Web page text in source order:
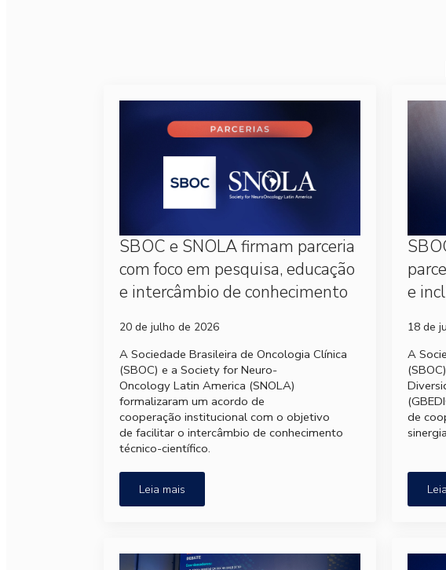
SBOC e SNOLA firmam parceria
com foco em pesquisa, educação
e intercâmbio de conhecimento
20 de julho de 2026
A Sociedade Brasileira de Oncologia Clínica
(SBOC) e a Society for Neuro-
Oncology Latin America (SNOLA)
formalizaram um acordo de
cooperação institucional com o objetivo
de facilitar o intercâmbio de conhecimento
técnico-científico.
Leia mais
e
18 de
A
de